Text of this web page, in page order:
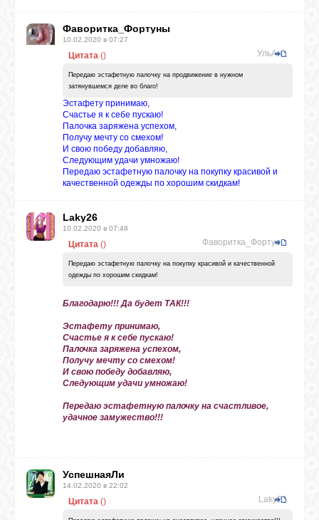
Фаворитка_Фортуны
10.02.2020 в 07:27
Цитата УльАна
()
Передаю эстафетную палочку на продвижение в нужном
затянувшемся деле во благо!
Эстафету принимаю,
Счастье я к себе пускаю!
Палочка заряжена успехом,
Получу мечту со смехом!
И свою победу добавляю,
Следующим удачи умножаю!
Передаю эстафетную палочку на покупку красивой и
качественной одежды по хорошим скидкам!
Laky26
10.02.2020 в 07:48
Цитата Фаворитка_Фортуны
()
Передаю эстафетную палочку на покупку красивой и качественной
одежды по хорошим скидкам!
Благодарю!!! Да будет ТАК!!!
Эстафету принимаю,
Счастье я к себе пускаю!
Палочка заряжена успехом,
Получу мечту со смехом!
И свою победу добавляю,
Следующим удачи умножаю!
Передаю эстафетную палочку на счастливое,
удачное замужество!!!
УспешнаяЛи
14.02.2020 в 22:02
Цитата Laky26
()